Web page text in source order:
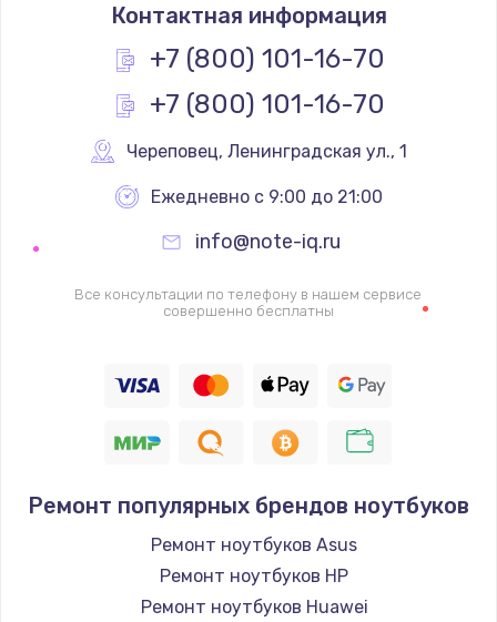
Контактная информация
+7 (800) 101-16-70
+7 (800) 101-16-70
Череповец, Ленинградская ул., 1
Ежедневно с 9:00 до 21:00
info@note-iq.ru
Все консультации по телефону в нашем сервисе
совершенно бесплатны
Ремонт популярных брендов ноутбуков
Ремонт ноутбуков Asus
Ремонт ноутбуков HP
Ремонт ноутбуков Huawei